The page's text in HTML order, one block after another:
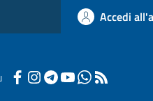
Accedi